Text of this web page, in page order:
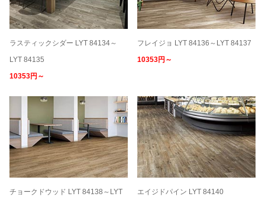
ラスティックシダー LYT 84134～
LYT 84135
10353円～
フレイジョ LYT 84136～LYT 84137
10353円～
チョークドウッド LYT 84138～LYT
エイジドパイン LYT 84140